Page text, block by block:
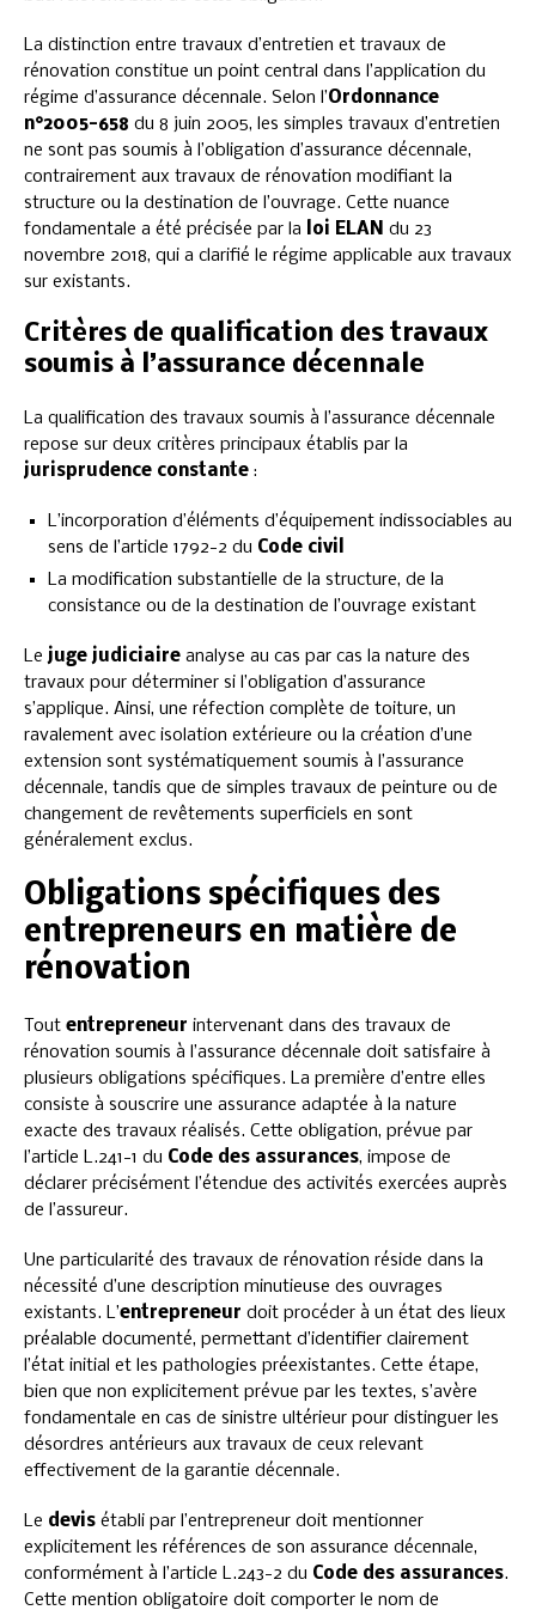
La distinction entre travaux d’entretien et travaux de
rénovation constitue un point central dans l’application du
régime d’assurance décennale. Selon l’Ordonnance
n°2005-658 du 8 juin 2005, les simples travaux d’entretien
ne sont pas soumis à l’obligation d’assurance décennale,
contrairement aux travaux de rénovation modifiant la
structure ou la destination de l’ouvrage. Cette nuance
fondamentale a été précisée par la
loi ELAN du 23
novembre 2018, qui a clarifié le régime applicable aux travaux
sur existants.
Critères de qualification des travaux
soumis à l’assurance décennale
La qualification des travaux soumis à l’assurance décennale
repose sur deux critères principaux établis par la
jurisprudence constante :
L’incorporation d’éléments d’équipement indissociables au
sens de l’article 1792-2 du Code civil
La modification substantielle de la structure, de la
consistance ou de la destination de l’ouvrage existant
Le juge judiciaire analyse au cas par cas la nature des
travaux pour déterminer si l’obligation d’assurance
s’applique. Ainsi, une réfection complète de toiture, un
ravalement avec isolation extérieure ou la création d’une
extension sont systématiquement soumis à l’assurance
décennale, tandis que de simples travaux de peinture ou de
changement de revêtements superficiels en sont
généralement exclus.
Obligations spécifiques des
entrepreneurs en matière de
rénovation
Tout entrepreneur intervenant dans des travaux de
rénovation soumis à l’assurance décennale doit satisfaire à
plusieurs obligations spécifiques. La première d’entre elles
consiste à souscrire une assurance adaptée à la nature
exacte des travaux réalisés. Cette obligation, prévue par
l’article L.241-1 du Code des assurances, impose de
déclarer précisément l’étendue des activités exercées auprès
de l’assureur.
Une particularité des travaux de rénovation réside dans la
nécessité d’une description minutieuse des ouvrages
existants. L’entrepreneur doit procéder à un état des lieux
préalable documenté, permettant d’identifier clairement
l’état initial et les pathologies préexistantes. Cette étape,
bien que non explicitement prévue par les textes, s’avère
fondamentale en cas de sinistre ultérieur pour distinguer les
désordres antérieurs aux travaux de ceux relevant
effectivement de la garantie décennale.
Le devis établi par l’entrepreneur doit mentionner
explicitement les références de son assurance décennale,
conformément à l’article L.243-2 du Code des assurances.
Cette mention obligatoire doit comporter le nom de